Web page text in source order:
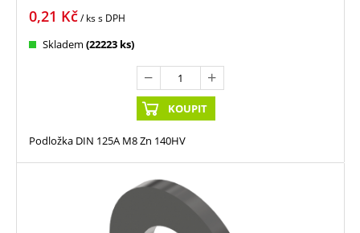
0,21 Kč/ kss DPH
Skladem (22223 ks)
KOUPIT
Podložka DIN 125A M8 Zn 140HV